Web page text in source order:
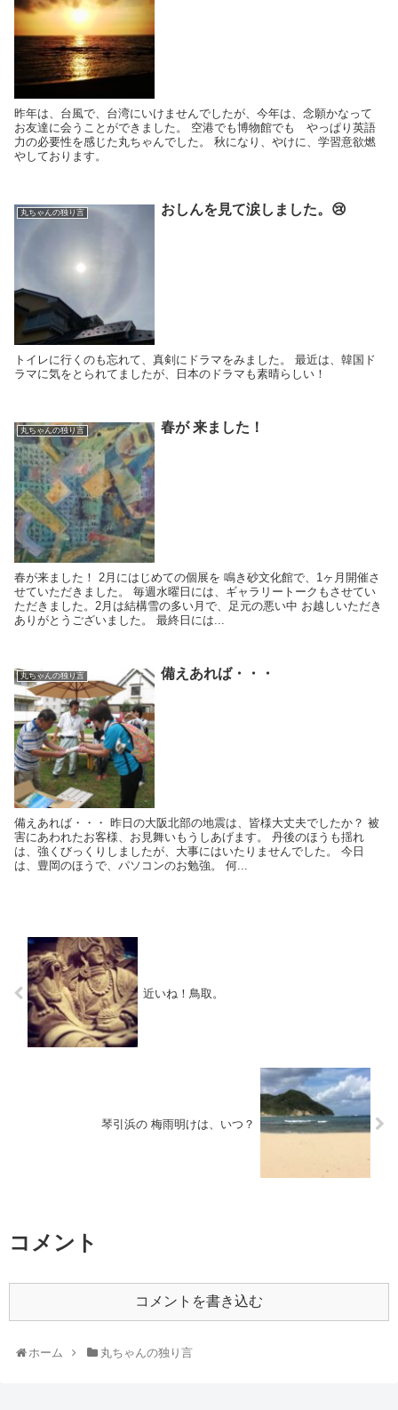
昨年は、台風で、台湾にいけませんでしたが、今年は、念願かなって
お友達に会うことができました。 空港でも博物館でも やっぱり英語
力の必要性を感じた丸ちゃんでした。 秋になり、やけに、学習意欲燃
やしております。
丸ちゃんの独り言 おしんを見て涙しました。😢
トイレに行くのも忘れて、真剣にドラマをみました。 最近は、韓国ド
ラマに気をとられてましたが、日本のドラマも素晴らしい！
丸ちゃんの独り言 春が 来ました！
春が来ました！ 2月にはじめての個展を 鳴き砂文化館で、1ヶ月開催さ
せていただきました。 毎週水曜日には、ギャラリートークもさせてい
ただきました。2月は結構雪の多い月で、足元の悪い中 お越しいただき
ありがとうございました。 最終日には...
丸ちゃんの独り言 備えあれば・・・
備えあれば・・・ 昨日の大阪北部の地震は、皆様大丈夫でしたか？ 被
害にあわれたお客様、お見舞いもうしあげます。 丹後のほうも揺れ
は、強くびっくりしましたが、大事にはいたりませんでした。 今日
は、豊岡のほうで、パソコンのお勉強。 何...
近いね！鳥取。
琴引浜の 梅雨明けは、いつ？
コメント
コメントを書き込む
ホーム 丸ちゃんの独り言